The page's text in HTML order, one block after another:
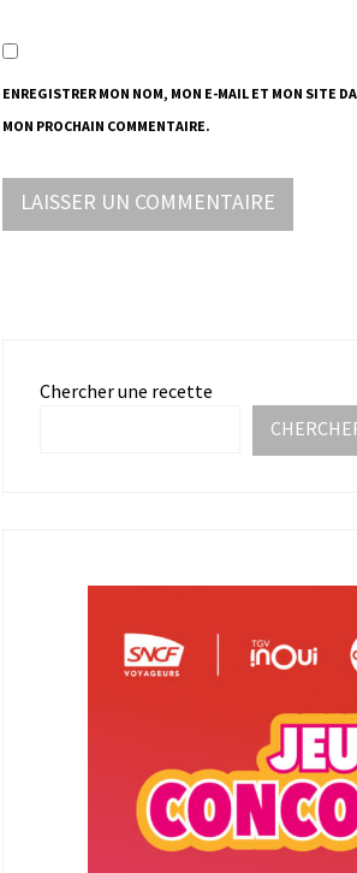
ENREGISTRER MON NOM, MON E-MAIL ET MON SITE
MON PROCHAIN COMMENTAIRE.
Chercher une recette